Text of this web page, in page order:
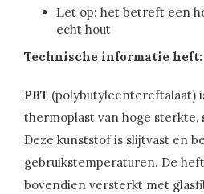
Let op: het betreft een
echt hout
Technische informatie heft:
PBT (polybutyleentereftalaat)
thermoplast van hoge sterkte,
Deze kunststof is slijtvast en
gebruikstemperaturen. De
bovendien versterkt met